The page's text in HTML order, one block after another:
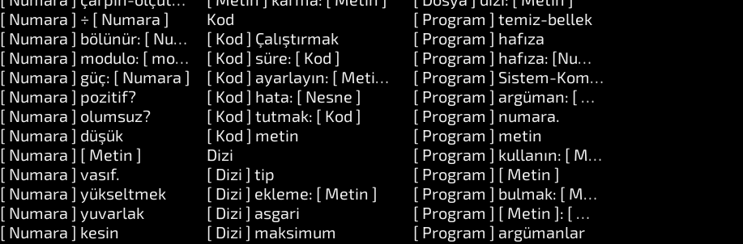
[ Numara ] ÷ [ Numara ]
[ Numara ] bölünür: [ Numara ]
[ Numara ] modulo: [ modulo ]
[ Numara ] güç: [ Numara ]
[ Numara ] pozitif?
[ Numara ] olumsuz?
[ Numara ] düşük
[ Numara ] [ Metin ]
[ Numara ] vasıf.
[ Numara ] yükseltmek
[ Numara ] yuvarlak
[ Numara ] kesin
Kod
[ Kod ] Çalıştırmak
[ Kod ] süre: [ Kod ]
[ Kod ] ayarlayın: [ Metin ] değeri: [ Nesne ]
[ Kod ] hata: [ Nesne ]
[ Kod ] tutmak: [ Kod ]
[ Kod ] metin
Dizi
[ Dizi ] tip
[ Dizi ] ekleme: [ Metin ]
[ Dizi ] asgari
[ Dizi ] maksimum
[ Program ] temiz-bellek
[ Program ] hafıza
[ Program ] hafıza: [Number]
[ Program ] Sistem-Komutu: [ Metin ]
[ Program ] argüman: [ Numara ]
[ Program ] numara.
[ Program ] metin
[ Program ] kullanın: [ Metin ]
[ Program ] [ Metin ]
[ Program ] bulmak: [ Metin ]
[ Program ] [ Metin ]: [ Metin ]
[ Program ] argümanlar